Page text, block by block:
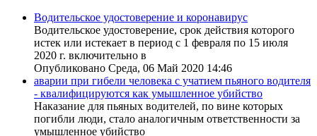
Водительское удостоверение и коронавирус
Водительское удостоверение, срок действия которого
истек или истекает в период с 1 февраля по 15 июля
2020 г. включительно в
Опубликовано Среда, 06 Май 2020 14:46
аварии при гибели человека с учатием пьяного водителя
- квалифицируются как умышленное убийство
Наказание для пьяных водителей, по вине которых
погибли люди, стало аналогичным ответственности за
умышленное убийство